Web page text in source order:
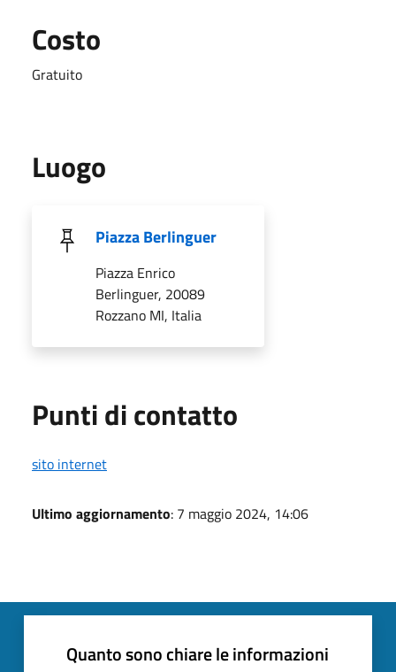
Costo
Gratuito
Luogo
Piazza Berlinguer
Piazza Enrico
Berlinguer, 20089
Rozzano MI, Italia
Punti di contatto
sito internet
Ultimo aggiornamento: 7 maggio 2024, 14:06
Quanto sono chiare le informazioni